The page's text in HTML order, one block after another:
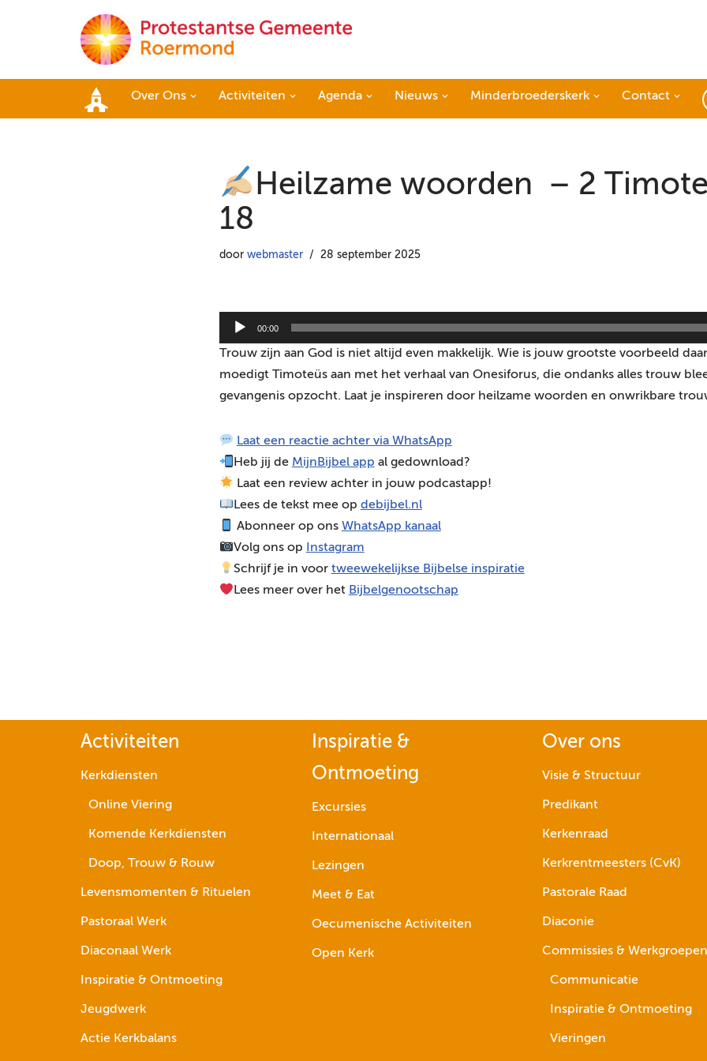
Home
Over Ons Activiteiten Agenda Nieuws Minderbroederskerk
Contact
Heilzame woorden – 2
18
door webmaster 28 september 2025
u
p
e
r
00:00
Trouw zijn aan God is niet altijd even makkelijk. Wie is jouw grootste voorbeeld
moedigt Timoteüs aan met het verhaal van Onesiforus, die ondanks alles trouw
gevangenis opzocht. Laat je inspireren door heilzame woorden en onwrikbare
Laat een reactie achter via WhatsApp
Heb jij de MijnBijbel app al gedownload?
Laat een review achter in jouw podcastapp!
Lees de tekst mee op debijbel.nl
Abonneer op ons WhatsApp kanaal
Volg ons op
Instagram
Schrijf je in voor tweewekelijkse Bijbelse inspiratie
Lees meer over het Bijbelgenootschap
Activiteiten
Kerkdiensten
Online Viering
Komende Kerkdiensten
Doop, Trouw & Rouw
Levensmomenten & Rituelen
Pastoraal Werk
Diaconaal Werk
Inspiratie & Ontmoeting
Jeugdwerk
Actie Kerkbalans
Inspiratie &
Ontmoeting
Excursies
Internationaal
Lezingen
Meet & Eat
Oecumenische Activiteiten
Open Kerk
Over ons
Visie & Structuur
Predikant
Kerkenraad
Kerkrentmeesters (CvK)
Pastorale Raad
Diaconie
Commissies & Werkgroepen
Communicatie
Inspiratie & Ontmoeting
Vieringen